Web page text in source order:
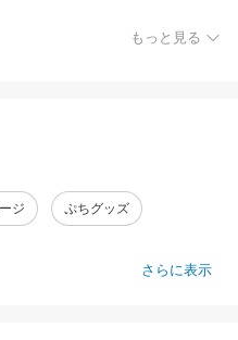
もっと見る
ジ ぷちグッズ
さらに表示